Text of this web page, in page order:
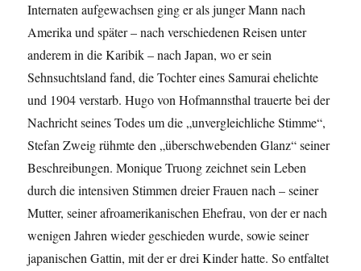
Internaten aufgewachsen ging er als junger Mann nach
Amerika und später – nach verschiedenen Reisen unter
anderem in die Karibik – nach Japan, wo er sein
Sehnsuchtsland fand, die Tochter eines Samurai ehelichte
und 1904 verstarb. Hugo von Hofmannsthal trauerte bei der
Nachricht seines Todes um die „unvergleichliche Stimme“,
Stefan Zweig rühmte den „überschwebenden Glanz“ seiner
Beschreibungen. Monique Truong zeichnet sein Leben
durch die intensiven Stimmen dreier Frauen nach – seiner
Mutter, seiner afroamerikanischen Ehefrau, von der er nach
wenigen Jahren wieder geschieden wurde, sowie seiner
japanischen Gattin, mit der er drei Kinder hatte. So entfaltet